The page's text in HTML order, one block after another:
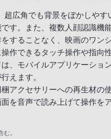
超広角でも背景をぼかしやす
す。また、複数人顔認識機
することなく、映画のワ
作できるタッチ操作や指
、モバイルアプリケーショ
えます。
アクセサリーへの再生材の
を音声で読み上げて操作
。